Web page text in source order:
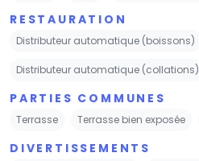
RESTAURATION
Distributeur automatique (boissons)
Distributeur automatique (collations)
PARTIES COMMUNES
Terrasse Terrasse bien exposée
DIVERTISSEMENTS